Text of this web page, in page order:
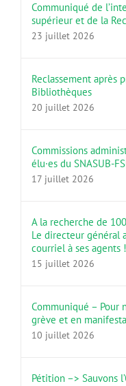
Communiqué de
supérieur et de la
23 juillet 2026
Reclassement après
Bibliothèques
20 juillet 2026
Commissions
élu·es du SNASUB-
17 juillet 2026
A la recherche de
Le directeur général
courriel à ses agents !
15 juillet 2026
Communiqué – Pour
grève et en
10 juillet 2026
Pétition –> Sauvons